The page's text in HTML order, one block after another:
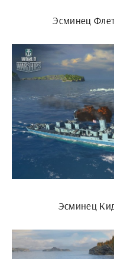
Эсминец
Эсминец